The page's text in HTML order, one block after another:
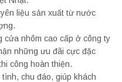
liệu sản xuất từ nước
cửa nhôm cao cấp ở công ty
những ưu đãi cực đặc
công hoàn thiện.
chu đáo, giúp khách